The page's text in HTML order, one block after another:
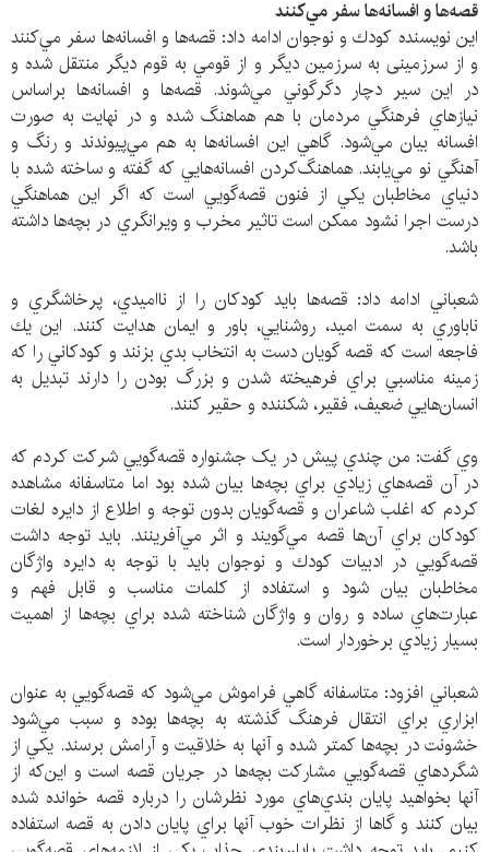
قصه‌ها و افسانه‌ها سفر مي‌كنند
اين نويسنده كودك و نوجوان ادامه داد: قصه‌ها و افسانه‌ها سفر مي‌كنند
و از سرزمينی به سرزمين ديگر و از قومي به قوم ديگر منتقل شده و
در اين سير دچار دگرگوني مي‌شوند. قصه‌ها و افسانه‌ها براساس
نيازهاي فرهنگي مردمان با هم هماهنگ شده و در نهايت به صورت
افسانه بيان مي‌شود. گاهي اين افسانه‌ها به هم مي‌پيوندند و رنگ و
آهنگي نو مي‌يابند. هماهنگ‌كردن افسانه‌هايي كه گفته و ساخته شده با
دنياي مخاطبان يكي از فنون قصه‌گويي است كه اگر اين هماهنگي
درست اجرا نشود ممكن است تاثير مخرب و ويرانگري در بچه‌ها داشته
باشد.
شعباني ادامه داد: قصه‌ها بايد كودكان را از نااميدي، پرخاشگري و
ناباوري به سمت اميد، روشنايي، باور و ايمان هدايت كنند. اين يك
فاجعه است كه قصه گويان دست به انتخاب بدي بزنند و كودكاني را كه
زمينه مناسبي براي فرهيخته شدن و بزرگ بودن را دارند تبديل به
انسان‌هايي ضعيف، فقير، شكننده و حقير كنند.
وي گفت: من چندي پيش در یک جشنواره قصه‌گويي شركت كردم كه
در آن قصه‌هاي زيادي براي بچه‌ها بيان شده بود اما متاسفانه مشاهده
كردم كه اغلب شاعران و قصه‌گويان بدون توجه و اطلاع از دايره لغات
كودكان براي آن‌ها قصه مي‌گويند و اثر مي‌آفرينند. بايد توجه داشت
قصه‌گويي در ادبيات كودك و نوجوان بايد با توجه به دايره واژگان
مخاطبان بيان شود و استفاده از كلمات مناسب و قابل فهم و
عبارت‌هاي ساده و روان و واژگان شناخته شده براي بچه‌ها از اهميت
بسيار زيادي برخوردار است.
شعباني افزود: متاسفانه گاهي فراموش مي‌شود كه قصه‌گويي به عنوان
ابزاري براي انتقال فرهنگ گذشته به بچه‌ها بوده و سبب مي‌شود
خشونت در بچه‌ها كمتر شده و آنها به خلاقيت و آرامش برسند. يكي از
شگردهاي قصه‌گويي مشاركت بچه‌ها در جريان قصه است و اين‌كه از
آنها بخواهيد پايان بندي‌هاي مورد نظرشان را درباره قصه خوانده شده
بيان كنند و گاها از نظرات خوب آنها براي پايان دادن به قصه استفاده